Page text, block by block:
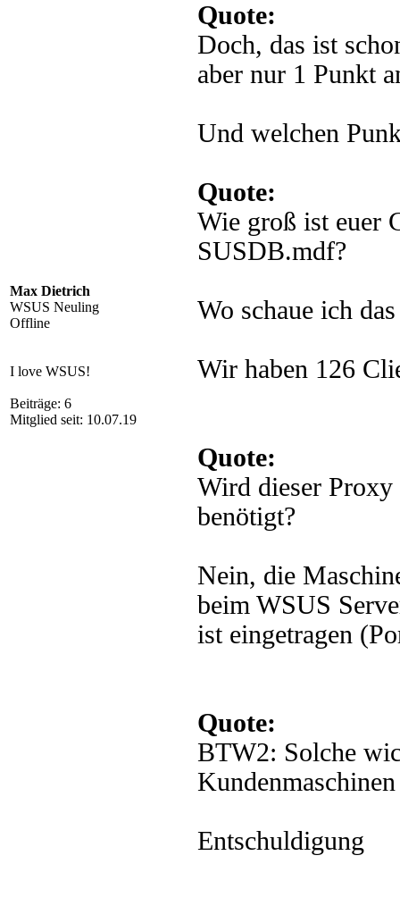
Max Dietrich
WSUS Neuling
Offline
I love WSUS!
Beiträge: 6
Mitglied seit: 10.07.19
Quote:
Doch, das ist
aber nur 1 Punkt
Und welchen
Quote:
Wie groß ist euer
SUSDB.mdf?
Wo schaue ich
Wir haben 126
Quote:
Wird dieser Proxy
benötigt?
Nein, die
beim WSUS
ist eingetragen
Quote:
BTW2: Solche
Entschuldigung